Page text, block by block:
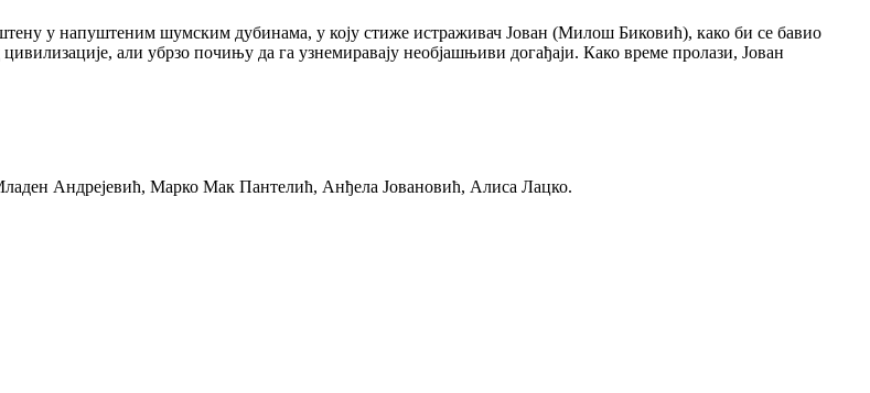
у напуштеним шумским дубинама, у коју стиже истраживач Јован (Милош Биковић), како би се бавио
али убрзо почињу да га узнемиравају необјашњиви догађаји. Како време пролази, Јован
Андрејевић, Марко Мак Пантелић, Анђела Јовановић, Алиса Лацко.